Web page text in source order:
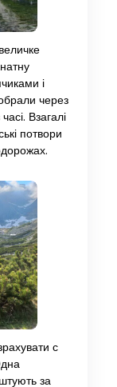
і
через
Взагалі
потвори
с
за